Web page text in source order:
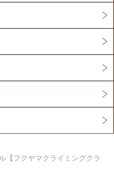
【フクヤマクライミングクラ